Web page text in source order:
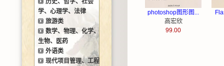
历史、哲学、社会
学、心理学、法律
旅游类
数学、物理、化学、
生物、医药
外语类
现代项目管理、工程
photoshop图形图...
高宏欣
99.00